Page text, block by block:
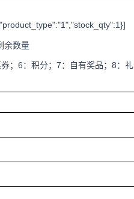
余数量
；6：积分；7：自有奖品；8：礼